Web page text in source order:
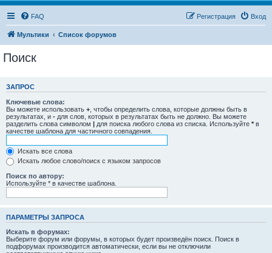
FAQ Вход
Регистрация
Мультики Список форумов
Поиск
ЗАПРОС
Ключевые слова:
Вы можете использовать + , чтобы определить слова, которые должны быть в
результатах, и - для слов, которых в результатах быть не должно. Вы можете
разделить слова символом | для поиска любого слова из списка. Используйте * в
качестве шаблона для частичного совпадения.
Искать все слова
Искать любое слово/поиск с языком запросов
Поиск по автору:
Используйте * в качестве шаблона.
ПАРАМЕТРЫ ЗАПРОСА
Искать в форумах:
Выберите форум или форумы, в которых будет произведён поиск. Поиск в
подфорумах производится автоматически, если вы не отключили